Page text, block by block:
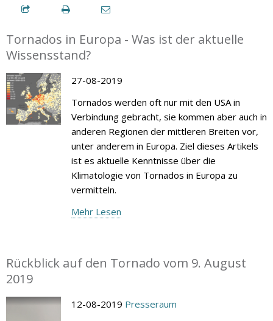
Tornados in Europa - Was ist der aktuelle
Wissensstand?
27-08-2019
Tornados werden oft nur mit den USA in
Verbindung gebracht, sie kommen aber auch in
anderen Regionen der mittleren Breiten vor,
unter anderem in Europa. Ziel dieses Artikels
ist es aktuelle Kenntnisse über die
Klimatologie von Tornados in Europa zu
vermitteln.
Mehr Lesen
Rückblick auf den Tornado vom 9. August
2019
12-08-2019 Presseraum